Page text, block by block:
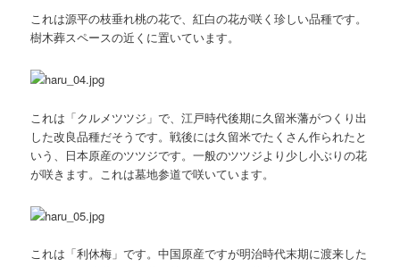
これは源平の枝垂れ桃の花で、紅白の花が咲く珍しい品種です。
樹木葬スペースの近くに置いています。
これは「クルメツツジ」で、江戸時代後期に久留米藩がつくり出
した改良品種だそうです。戦後には久留米でたくさん作られたと
いう、日本原産のツツジです。一般のツツジより少し小ぶりの花
が咲きます。これは墓地参道で咲いています。
これは「利休梅」です。中国原産ですが明治時代末期に渡来した